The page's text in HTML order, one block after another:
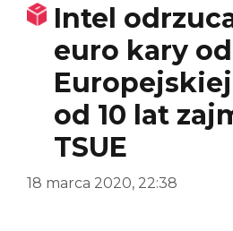
Intel
euro kary
od 10 lat
TSUE
18 marca 2020, 22:38